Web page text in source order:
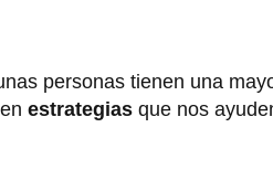
personas tienen una
estrategias que nos